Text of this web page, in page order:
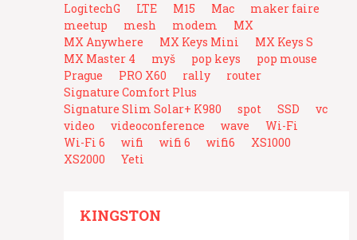
LogitechG
LTE M15 Mac
maker faire
meetup
mesh modem
MX
MX Anywhere
MX Keys Mini
MX Keys S
MX Master 4
myš pop keys
pop mouse
Prague
PRO X60 rally
router
Signature Comfort Plus
Signature Slim Solar+ K980
spot SSD
vc
video
videoconference wave
Wi-Fi
Wi-Fi 6
wifi wifi 6 wifi6
XS1000
XS2000
Yeti
KINGSTON